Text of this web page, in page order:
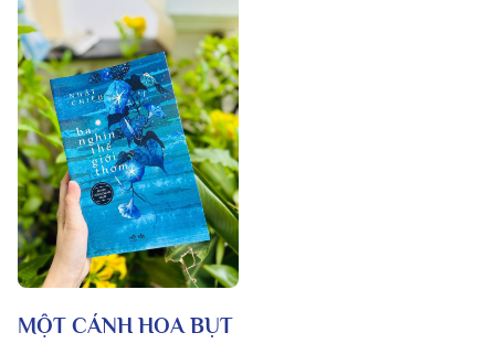
MỘT CÁNH HOA BỤT